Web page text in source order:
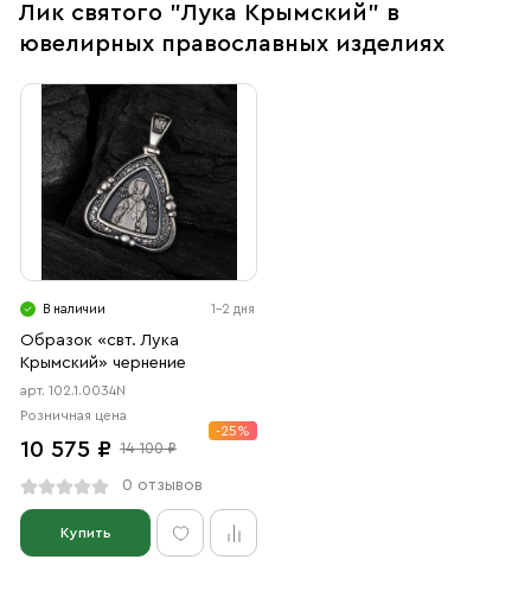
Лик святого "Лука Крымский" в
ювелирных православных изделиях
В наличии 1-2 дня
Образок «свт. Лука
Крымский» чернение
арт. 102.1.0034N
Розничная цена
10 575 ₽ 14 100 ₽
-25%
0 отзывов
Купить